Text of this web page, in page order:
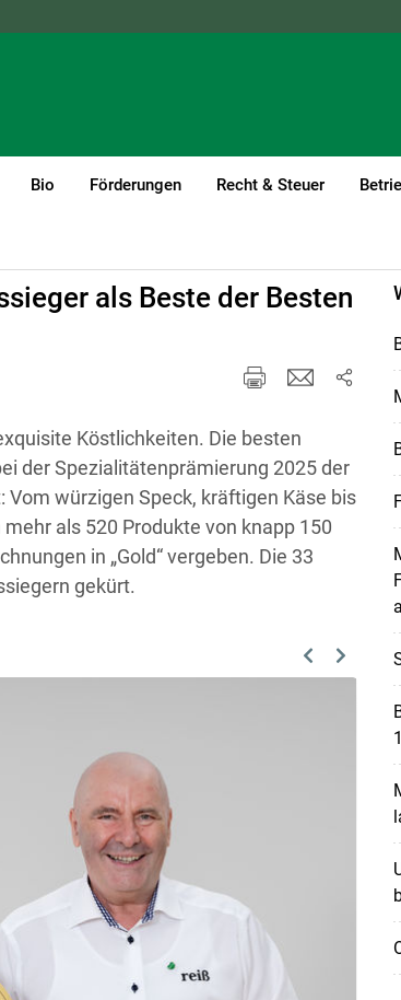
Bio Förderungen Recht & Steuer
als Beste der Besten
Köstlichkeiten. Die besten
der Spezialitätenprämierung 2025 der
würzigen Speck, kräftigen Käse bis
als 520 Produkte von knapp 150
in „Gold“ vergeben. Die 33
gekürt.
Previous
Next